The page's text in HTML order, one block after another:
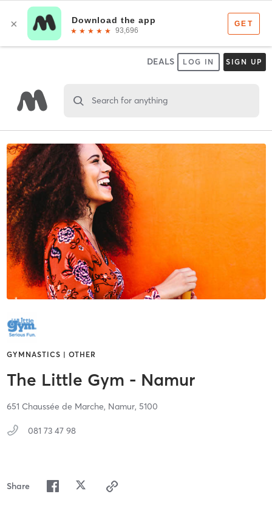
DEALS LOG IN SIGN UP
Search for anything
GYMNASTICS | OTHER
The Little Gym - Namur
651 Chaussée de Marche, Namur, 5100
081 73 47 98
Share